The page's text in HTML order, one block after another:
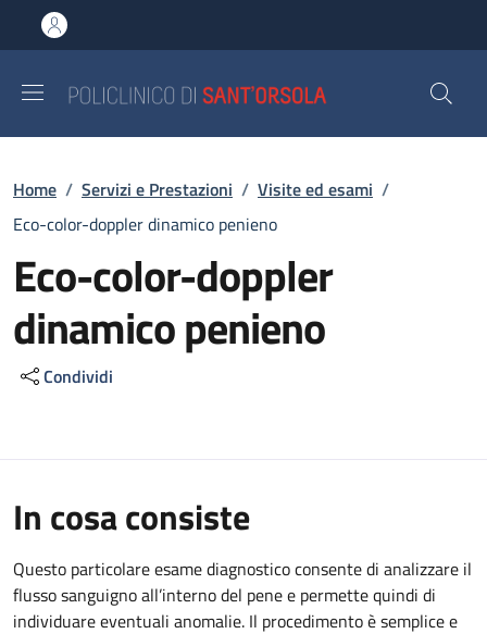
al contenuto principale
to footer content
Briciole di pane
Home / Servizi e Prestazioni / Visite ed esami /
Eco-color-doppler dinamico penieno
Eco-color-doppler
dinamico penieno
Condividi
In cosa consiste
Questo particolare esame diagnostico consente di analizzare il
flusso sanguigno all’interno del pene e permette quindi di
individuare eventuali anomalie. Il procedimento è semplice e